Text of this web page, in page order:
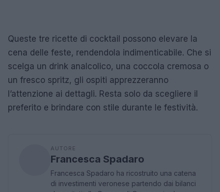
Queste tre ricette di cocktail possono elevare la
cena delle feste, rendendola indimenticabile. Che si
scelga un drink analcolico, una coccola cremosa o
un fresco spritz, gli ospiti apprezzeranno
l’attenzione ai dettagli. Resta solo da scegliere il
preferito e brindare con stile durante le festività.
AUTORE
Francesca Spadaro
Francesca Spadaro ha ricostruito una catena
di investimenti veronese partendo dai bilanci